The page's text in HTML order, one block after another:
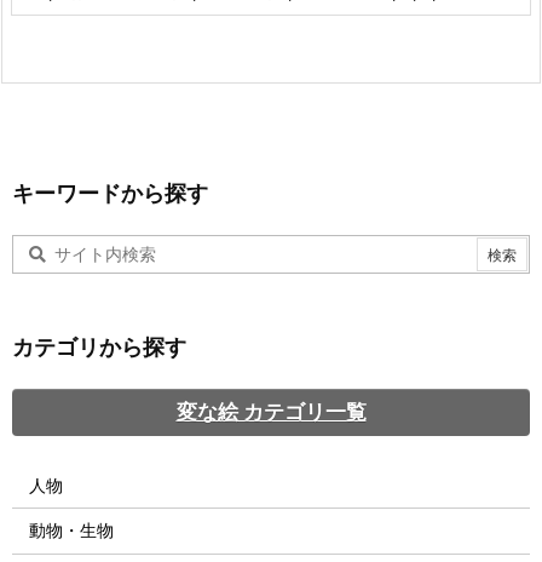
キーワードから探す
カテゴリから探す
変な絵 カテゴリ一覧
人物
動物・生物